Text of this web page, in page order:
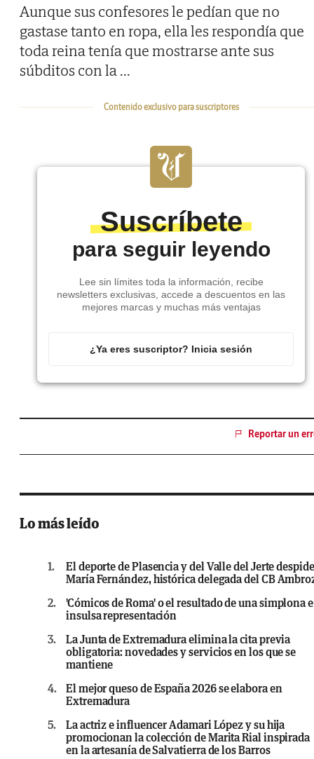
Aunque sus confesores le pedían que no
gastase tanto en ropa, ella les respondía que
toda reina tenía que mostrarse ante sus
súbditos con la ...
Contenido exclusivo para suscriptores
Suscríbete
para seguir leyendo
Lee sin límites toda la información, recibe
newsletters exclusivas, accede a descuentos en las
mejores marcas y muchas más ventajas
¿Ya eres suscriptor? Inicia sesión
Reportar un
Lo más leído
1.
El deporte de Plasencia y del Valle del Jerte
María Fernández, histórica delegada del CB
2.
'Cómicos de Roma' o el resultado de una simplona e
insulsa representación
3.
La Junta de Extremadura elimina la cita previa
obligatoria: novedades y servicios en los que se
mantiene
4.
El mejor queso de España 2026 se elabora en
Extremadura
5.
La actriz e influencer Adamari López y su hija
promocionan la colección de Marita Rial inspirada
en la artesanía de Salvatierra de los Barros